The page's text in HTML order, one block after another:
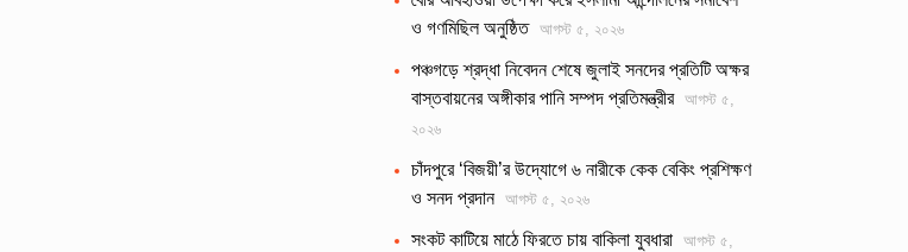
ও গণমিছিল অনুষ্ঠিত
আগস্ট ৫, ২০২৬
পঞ্চগড়ে শ্রদ্ধা নিবেদন শেষে জুলাই সনদের প্রতিটি অক্ষর
বাস্তবায়নের অঙ্গীকার পানি সম্পদ প্রতিমন্ত্রীর
আগস্ট ৫,
২০২৬
চাঁদপুরে ‘বিজয়ী’র উদ্যোগে ৬ নারীকে কেক বেকিং প্রশিক্ষণ
ও সনদ প্রদান
আগস্ট ৫, ২০২৬
সংকট কাটিয়ে মাঠে ফিরতে চায় বাকিলা যুবধারা
আগস্ট ৫,